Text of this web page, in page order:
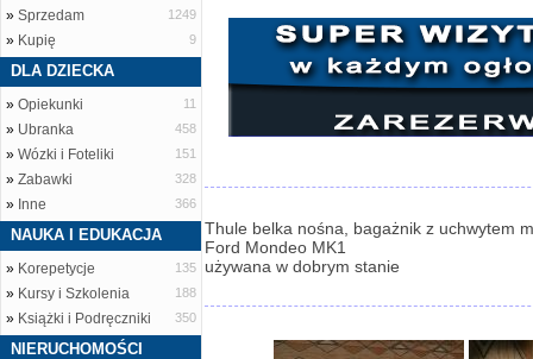
» Sprzedam 1249
» Kupię 9
DLA DZIECKA
» Opiekunki 11
» Ubranka 458
» Wózki i Foteliki 151
» Zabawki 328
» Inne 366
NAUKA I EDUKACJA
» Korepetycje 135
» Kursy i Szkolenia 188
» Książki i Podręczniki 350
NIERUCHOMOŚCI
Thule belka nośna, bagażnik z uchwytem
Ford Mondeo MK1
używana w dobrym stanie